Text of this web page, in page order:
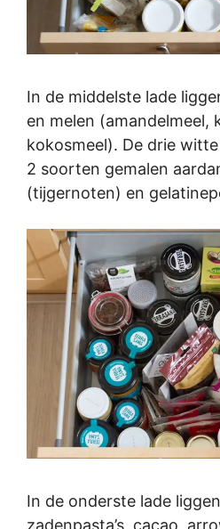
In de middelste lade
en melen (amandelmeel,
kokosmeel). De drie
2 soorten gemalen
(tijgernoten) en
In de onderste lade